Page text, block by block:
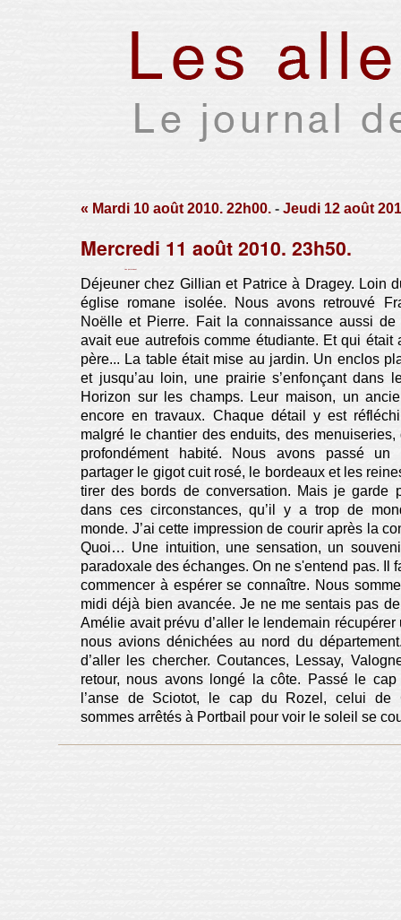
« Mardi 10 août 2010. 22h00. - Jeudi 12 août
Mercredi 11 août 2010. 23h50.
Déjeuner chez Gillian et Patrice à Dragey. Loin
église romane isolée. Nous avons retrouvé
Noëlle et Pierre. Fait la connaissance aussi
avait eue autrefois comme étudiante. Et qui était
père... La table était mise au jardin. Un enclos
et jusqu’au loin, une prairie s’enfonçant dans
Horizon sur les champs. Leur maison, un
encore en travaux. Chaque détail y est
malgré le chantier des enduits, des menuiseries,
profondément habité. Nous avons passé un
partager le gigot cuit rosé, le bordeaux et les
tirer des bords de conversation. Mais je garde
dans ces circonstances, qu’il y a trop de
monde. J’ai cette impression de courir après la
Quoi… Une intuition, une sensation, un
paradoxale des échanges. On ne s'entend pas. Il
commencer à espérer se connaître. Nous
midi déjà bien avancée. Je ne me sentais pas
Amélie avait prévu d’aller le lendemain
nous avions dénichées au nord du
d’aller les chercher. Coutances, Lessay,
retour, nous avons longé la côte. Passé le
l’anse de Sciotot, le cap du Rozel, celui de
sommes arrêtés à Portbail pour voir le soleil se